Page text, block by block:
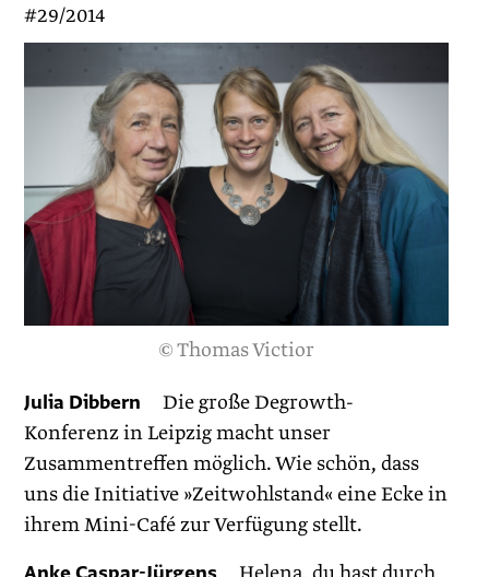
#29/2014
© Thomas Victior
Julia Dibbern Die große Degrowth-
Konferenz in Leipzig macht unser
Zusammentreffen möglich. Wie schön, dass
uns die Initiative »Zeitwohlstand« eine Ecke in
ihrem Mini-Café zur Verfügung stellt.